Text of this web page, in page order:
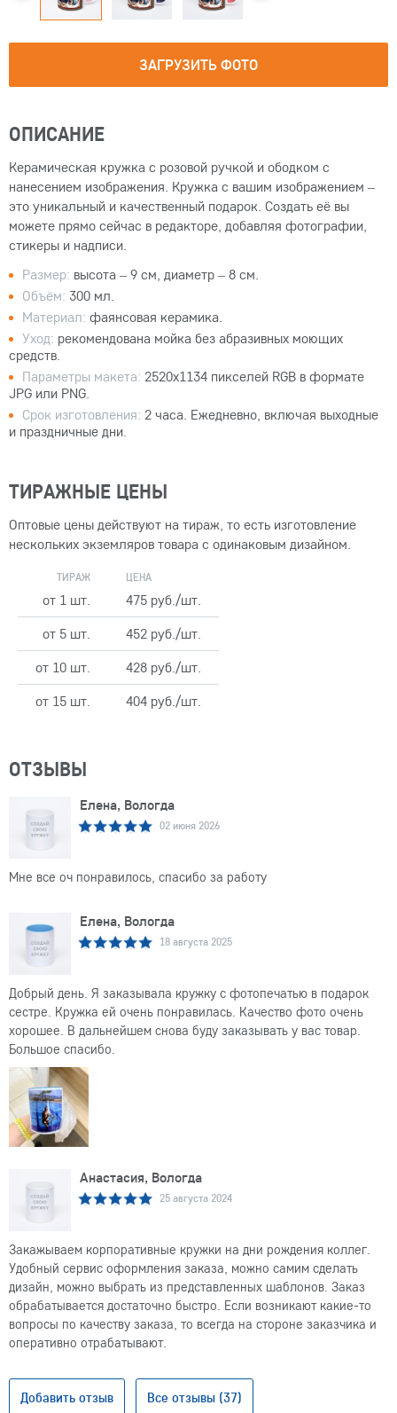
ЗАГРУЗИТЬ ФОТО
ОПИСАНИЕ
Керамическая кружка с розовой ручкой и ободком с
нанесением изображения. Кружка с вашим изображением –
это уникальный и качественный подарок. Создать её вы
можете прямо сейчас в редакторе, добавляя фотографии,
стикеры и надписи.
Размер: высота – 9 см, диаметр – 8 см.
Объём: 300 мл.
Материал: фаянсовая керамика.
Уход: рекомендована мойка без абразивных моющих
средств.
Параметры макета: 2520x1134 пикселей RGB в формате
JPG или PNG.
Срок изготовления: 2 часа. Ежедневно, включая выходные
и праздничные дни.
ТИРАЖНЫЕ ЦЕНЫ
Оптовые цены действуют на тираж, то есть изготовление
нескольких экземляров товара с одинаковым дизайном.
ТИРАЖ ЦЕНА
от 1 шт.
475 руб./шт.
от 5 шт.
452 руб./шт.
от 10 шт.
428 руб./шт.
от 15 шт.
404 руб./шт.
ОТЗЫВЫ
Елена, Вологда
02 июня 2026
Мне все оч понравилось, спасибо за работу
Елена, Вологда
18 августа 2025
Добрый день. Я заказывала кружку с фотопечатью в подарок
сестре. Кружка ей очень понравилась. Качество фото очень
хорошее. В дальнейшем снова буду заказывать у вас товар.
Большое спасибо.
Анастасия, Вологда
25 августа 2024
Закажываем корпоративные кружки на дни рождения коллег.
Удобный сервис оформления заказа, можно самим сделать
дизайн, можно выбрать из представленных шаблонов. Заказ
обрабатывается достаточно быстро. Если возникают какие-то
вопросы по качеству заказа, то всегда на стороне заказчика и
оперативно отрабатывают.
Добавить отзыв Все отзывы (37)